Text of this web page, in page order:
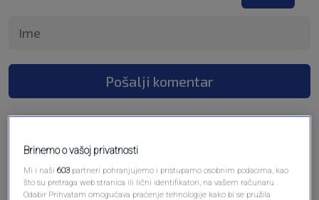
Pošalji komentar
Brinemo o vašoj privatnosti
Mi i naši603 partneri pohranjujemo i pristupamo osobnim podacima, kao
što su pretraga web stranica ili lični identifikatori, na vašem računaru .
Odabir Prihvatam omogućava praćenje tehnologije kako bi se pružila